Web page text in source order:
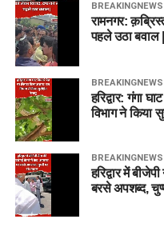
BREAKINGNEWS
रामनगर:
पहले उठा बवाल |
BREAKINGNEWS
हरिद्वार: गंगा
विभाग ने किया
BREAKINGNEWS
हरिद्वार में
बरसे अपशब्द,